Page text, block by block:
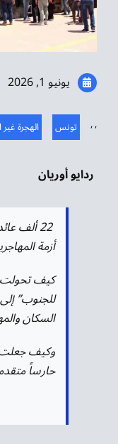
يونيو 1, 2026
, الهجرة , تونس
ردايو أوريان
22 ألف
أزمة
كيف تحولت
للجنوب”
السكان
وكيف جعلت
حارساً